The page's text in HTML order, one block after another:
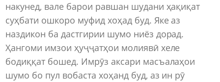
накунед, вале барои равшан шудани ҳақиқат
суҳбати ошкоро муфид хоҳад буд. Яке аз
наздикон ба дастгирии шумо ниёз дорад.
Ҳангоми имзои ҳуҷҷатҳои молиявӣ хеле
бодиққат бошед. Имрӯз аксари масъалаҳои
шумо бо пул вобаста хоҳанд буд, аз ин рӯ